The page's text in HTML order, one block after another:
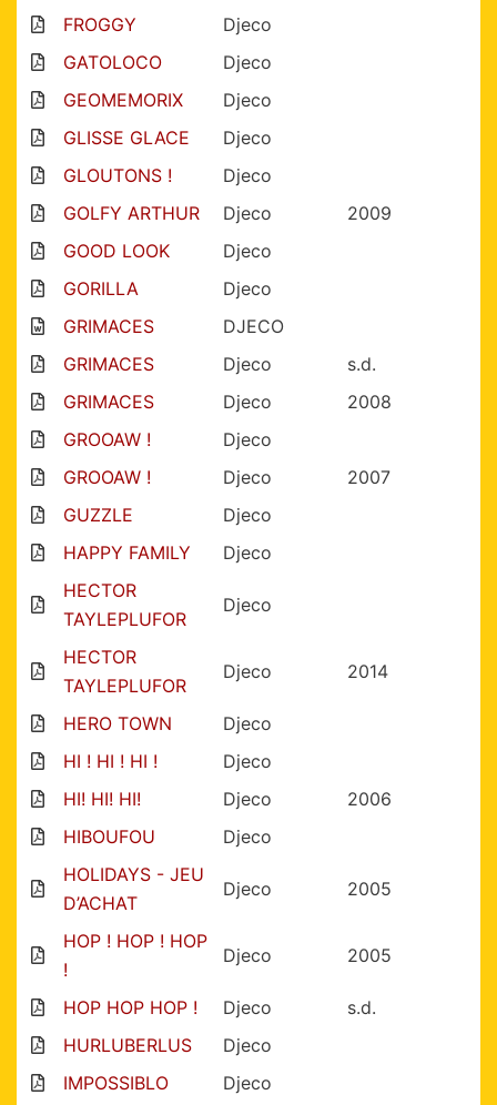
FROGGY
Djeco
GATOLOCO
Djeco
GEOMEMORIX
Djeco
GLISSE GLACE
Djeco
GLOUTONS !
Djeco
GOLFY ARTHUR
Djeco
2009
GOOD LOOK
Djeco
GORILLA
Djeco
GRIMACES
DJECO
GRIMACES
Djeco
s.d.
GRIMACES
Djeco
2008
GROOAW !
Djeco
GROOAW !
Djeco
2007
GUZZLE
Djeco
HAPPY FAMILY
Djeco
HECTOR
TAYLEPLUFOR
Djeco
HECTOR
TAYLEPLUFOR
Djeco 2014
HERO TOWN
Djeco
HI ! HI ! HI !
Djeco
HI! HI! HI!
Djeco
2006
HIBOUFOU
Djeco
HOLIDAYS - JEU
D’ACHAT
Djeco 2005
HOP ! HOP ! HOP
!
Djeco 2005
HOP HOP HOP ! Djeco
s.d.
HURLUBERLUS
Djeco
IMPOSSIBLO
Djeco